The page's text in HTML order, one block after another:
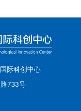
际科创中心
733号